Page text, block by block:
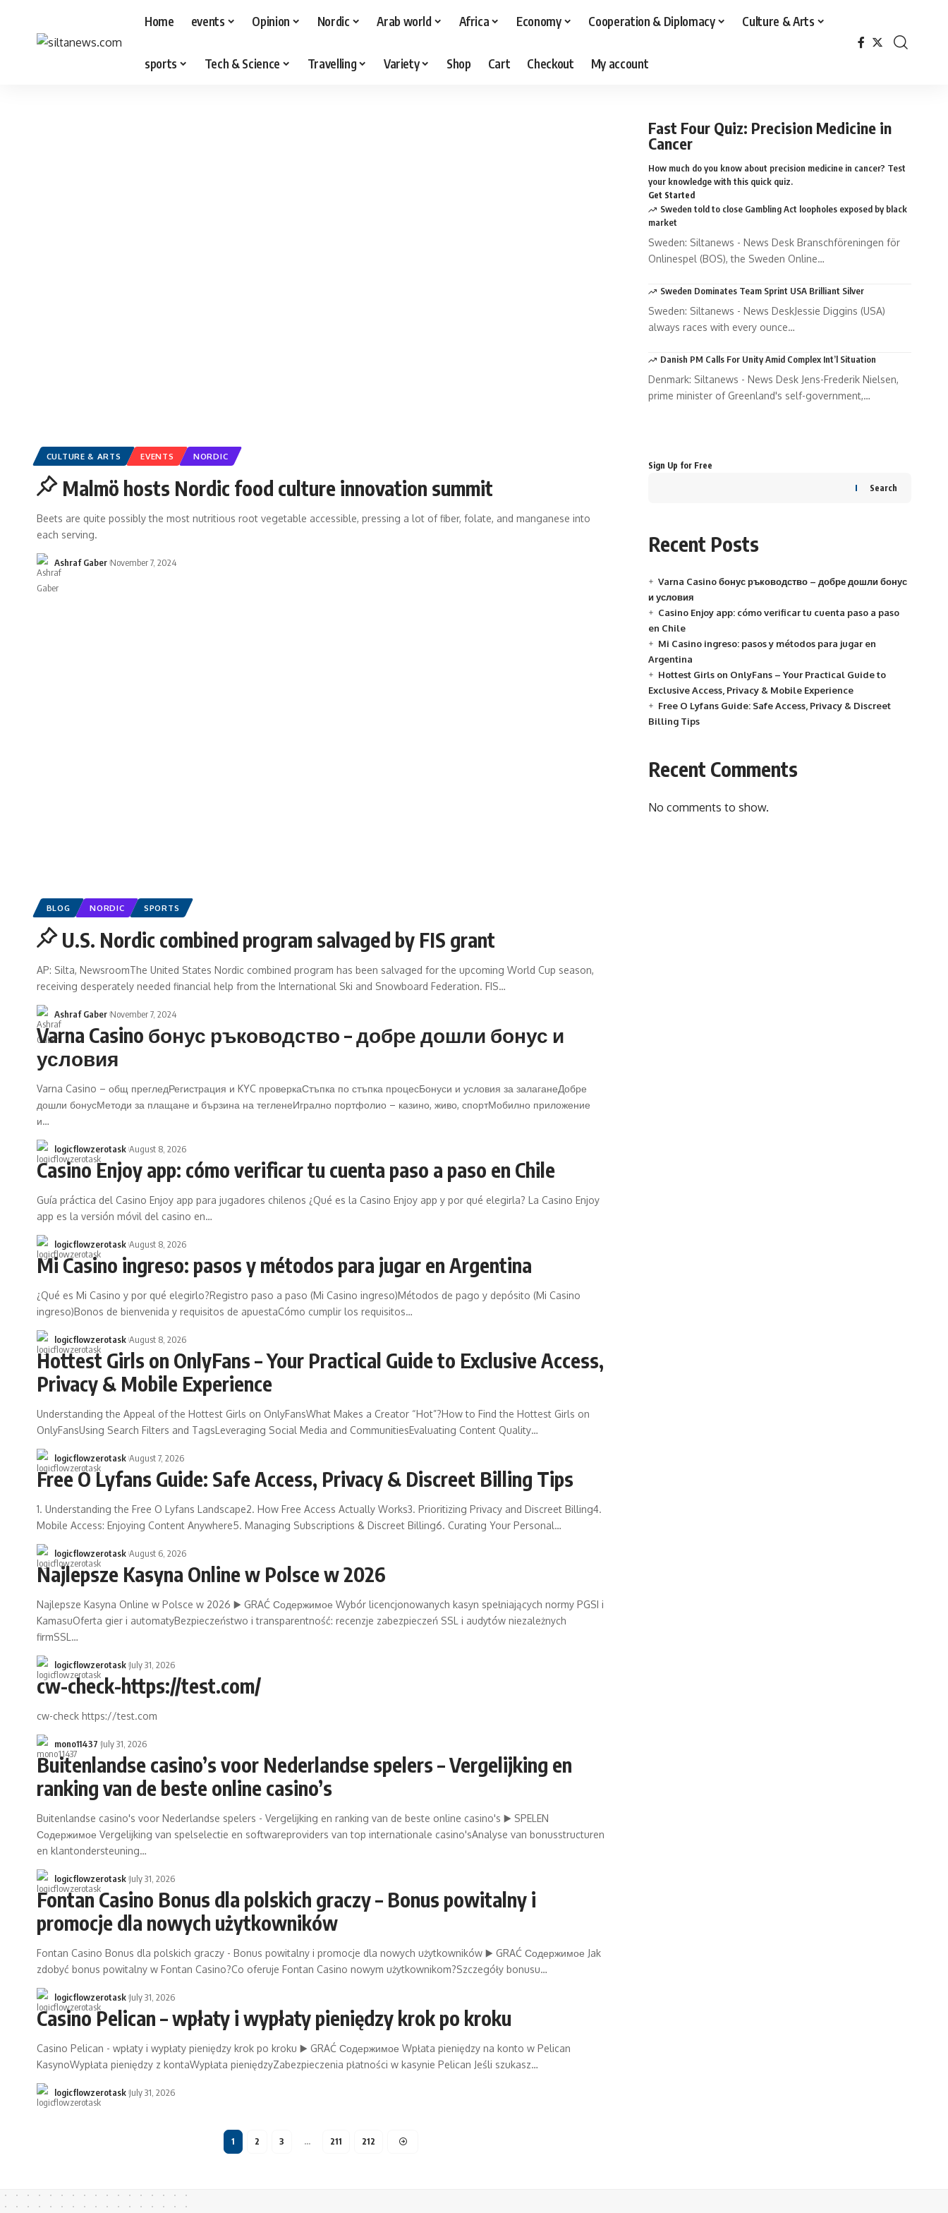
Home events Opinion Nordic Arab world Africa Economy Cooperation & Diplomacy Culture & Arts
sports Tech & Science Travelling Variety Shop Cart Checkout My account
CULTURE & ARTS EVENTS NORDIC
Malmö hosts Nordic food culture innovation summit
Beets are quite possibly the most nutritious root vegetable accessible, pressing a lot of fiber, folate, and manganese into
each serving.
Ashraf Gaber November 7, 2024
BLOG NORDIC SPORTS
U.S. Nordic combined program salvaged by FIS grant
AP: Silta, NewsroomThe United States Nordic combined program has been salvaged for the upcoming World Cup season,
receiving desperately needed financial help from the International Ski and Snowboard Federation. FIS…
Ashraf Gaber November 7, 2024
Varna Casino бонус ръководство – добре дошли бонус и
условия
Varna Casino – общ прегледРегистрация и KYC проверкаСтъпка по стъпка процесБонуси и условия за залаганеДобре
дошли бонусМетоди за плащане и бързина на тегленеИгрално портфолио – казино, живо, спортМобилно приложение
и…
logicflowzerotask August 8, 2026
Casino Enjoy app: cómo verificar tu cuenta paso a paso en Chile
Guía práctica del Casino Enjoy app para jugadores chilenos ¿Qué es la Casino Enjoy app y por qué elegirla? La Casino Enjoy
app es la versión móvil del casino en…
logicflowzerotask August 8, 2026
Mi Casino ingreso: pasos y métodos para jugar en Argentina
¿Qué es Mi Casino y por qué elegirlo?Registro paso a paso (Mi Casino ingreso)Métodos de pago y depósito (Mi Casino
ingreso)Bonos de bienvenida y requisitos de apuestaCómo cumplir los requisitos…
logicflowzerotask August 8, 2026
Hottest Girls on OnlyFans – Your Practical Guide to Exclusive Access,
Privacy & Mobile Experience
Understanding the Appeal of the Hottest Girls on OnlyFansWhat Makes a Creator “Hot”?How to Find the Hottest Girls on
OnlyFansUsing Search Filters and TagsLeveraging Social Media and CommunitiesEvaluating Content Quality…
logicflowzerotask August 7, 2026
Free O Lyfans Guide: Safe Access, Privacy & Discreet Billing Tips
1. Understanding the Free O Lyfans Landscape2. How Free Access Actually Works3. Prioritizing Privacy and Discreet Billing4.
Mobile Access: Enjoying Content Anywhere5. Managing Subscriptions & Discreet Billing6. Curating Your Personal…
logicflowzerotask August 6, 2026
Najlepsze Kasyna Online w Polsce w 2026
Najlepsze Kasyna Online w Polsce w 2026 ▶️ GRAĆ Содержимое Wybór licencjonowanych kasyn spełniających normy PGSI i
KamasuOferta gier i automatyBezpieczeństwo i transparentność: recenzje zabezpieczeń SSL i audytów niezależnych
firmSSL…
logicflowzerotask July 31, 2026
cw-check-https://test.com/
cw-check https://test.com
mono11437 July 31, 2026
Buitenlandse casino’s voor Nederlandse spelers – Vergelijking en
ranking van de beste online casino’s
Buitenlandse casino's voor Nederlandse spelers - Vergelijking en ranking van de beste online casino's ▶️ SPELEN
Содержимое Vergelijking van spelselectie en softwareproviders van top internationale casino'sAnalyse van bonusstructuren
en klantondersteuning…
logicflowzerotask July 31, 2026
Fontan Casino Bonus dla polskich graczy – Bonus powitalny i
promocje dla nowych użytkowników
Fontan Casino Bonus dla polskich graczy - Bonus powitalny i promocje dla nowych użytkowników ▶️ GRAĆ Содержимое Jak
zdobyć bonus powitalny w Fontan Casino?Co oferuje Fontan Casino nowym użytkownikom?Szczegóły bonusu…
logicflowzerotask July 31, 2026
Casino Pelican – wpłaty i wypłaty pieniędzy krok po kroku
Casino Pelican - wpłaty i wypłaty pieniędzy krok po kroku ▶️ GRAĆ Содержимое Wpłata pieniędzy na konto w Pelican
KasynoWypłata pieniędzy z kontaWypłata pieniędzyZabezpieczenia płatności w kasynie Pelican Jeśli szukasz…
logicflowzerotask July 31, 2026
1 2 3 … 211 212
Fast Four Quiz: Precision Medicine in
Cancer
How much do you know about precision medicine in cancer? Test
your knowledge with this quick quiz.
Get Started
Sweden told to close Gambling Act loopholes exposed by black
market
Sweden: Siltanews - News Desk Branschföreningen för
Onlinespel (BOS), the Sweden Online…
Sweden Dominates Team Sprint USA Brilliant Silver
Sweden: Siltanews - News DeskJessie Diggins (USA)
always races with every ounce…
Danish PM Calls For Unity Amid Complex Int’l Situation
Denmark: Siltanews - News Desk Jens-Frederik Nielsen,
prime minister of Greenland's self-government,…
Sign Up for Free
Search
Recent Posts
Varna Casino бонус ръководство – добре дошли бонус
и условия
Casino Enjoy app: cómo verificar tu cuenta paso a paso
en Chile
Mi Casino ingreso: pasos y métodos para jugar en
Argentina
Hottest Girls on OnlyFans – Your Practical Guide to
Exclusive Access, Privacy & Mobile Experience
Free O Lyfans Guide: Safe Access, Privacy & Discreet
Billing Tips
Recent Comments
No comments to show.